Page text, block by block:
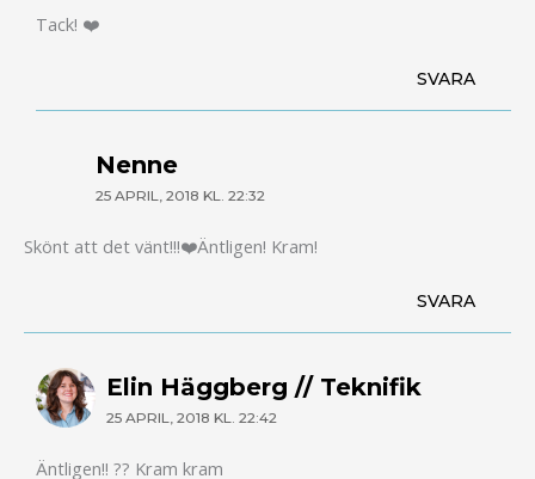
Tack! ❤️
SVARA
Nenne
25 APRIL, 2018 KL. 22:32
Skönt att det vänt!!!❤️Äntligen! Kram!
SVARA
Elin Häggberg // Teknifik
25 APRIL, 2018 KL. 22:42
Äntligen!! ?? Kram kram